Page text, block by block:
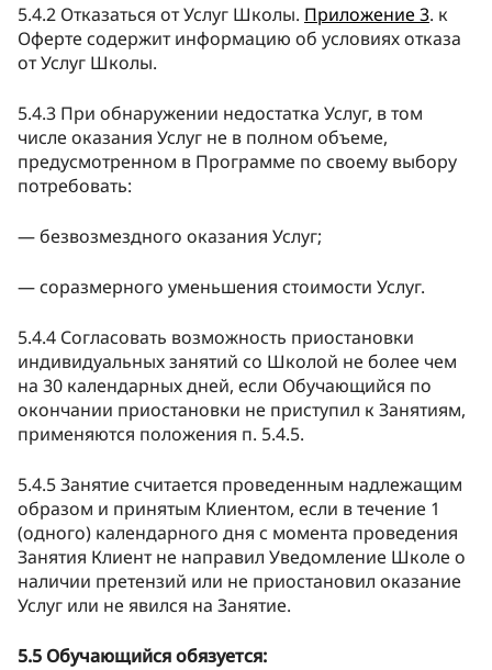
5.4.2 Отказаться от Услуг Школы. Приложение 3. к
Оферте содержит информацию об условиях отказа
от Услуг Школы.
5.4.3 При обнаружении недостатка Услуг, в том
числе оказания Услуг не в полном объеме,
предусмотренном в Программе по своему выбору
потребовать:
— безвозмездного оказания Услуг;
— соразмерного уменьшения стоимости Услуг.
5.4.4 Согласовать возможность приостановки
индивидуальных занятий со Школой не более чем
на 30 календарных дней, если Обучающийся по
окончании приостановки не приступил к Занятиям,
применяются положения п. 5.4.5.
5.4.5 Занятие считается проведенным надлежащим
образом и принятым Клиентом, если в течение 1
(одного) календарного дня с момента проведения
Занятия Клиент не направил Уведомление Школе о
наличии претензий или не приостановил оказание
Услуг или не явился на Занятие.
5.5 Обучающийся обязуется: